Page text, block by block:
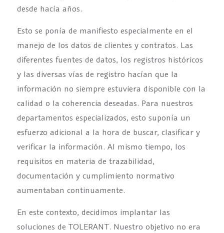
desde hacía años.
Esto se ponía de manifiesto especialmente en el
manejo de los datos de clientes y contratos. Las
diferentes fuentes de datos, los registros históricos
y las diversas vías de registro hacían que la
información no siempre estuviera disponible con la
calidad o la coherencia deseadas. Para nuestros
departamentos especializados, esto suponía un
esfuerzo adicional a la hora de buscar, clasificar y
verificar la información. Al mismo tiempo, los
requisitos en materia de trazabilidad,
documentación y cumplimiento normativo
aumentaban continuamente.
En este contexto, decidimos implantar las
soluciones de TOLERANT. Nuestro objetivo no era